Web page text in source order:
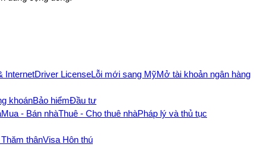
InternetDriver LicenseLỗi mới sang MỹMở tài khoản ngân hàng
khoánBảo hiểmĐầu tư
Mua - Bán nhàThuê - Cho thuê nhàPháp lý và thủ tục
thânVisa Hôn thú